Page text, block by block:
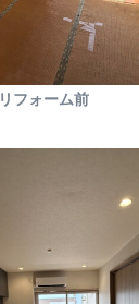
リフォーム前